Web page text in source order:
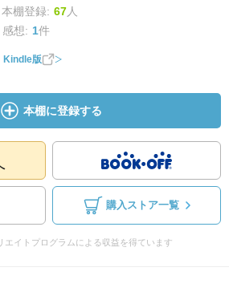
本棚登録: 67人
感想: 1件
Kindle版
本棚に登録する
購入ストア一覧
エイトプログラムによる収益を得ています